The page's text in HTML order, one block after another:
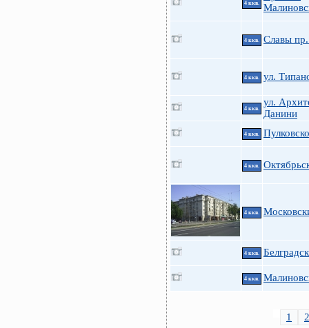
4 ккв.
4 ккв. Славы
4 ккв. ул.
4 ккв.
ул.
Данини
4 ккв.
4 ккв.
4 ккв.
4 ккв.
4 ккв.
1 2